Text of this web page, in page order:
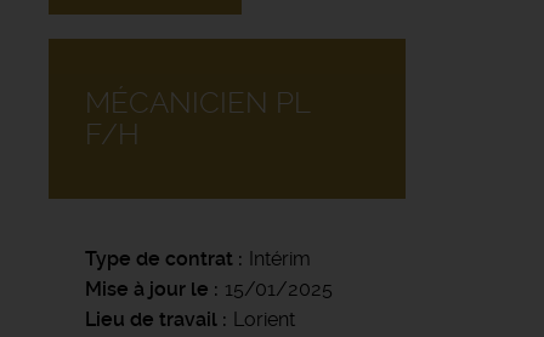
MÉCANICIEN PL
F/H
Type de contrat
Intérim
Mise à jour le
15/01/2025
Lieu de travail
Lorient